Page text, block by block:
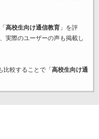
高校生向け通信教育」を評
実際のユーザーの声も掲載し
比較することで「 高校生向け通